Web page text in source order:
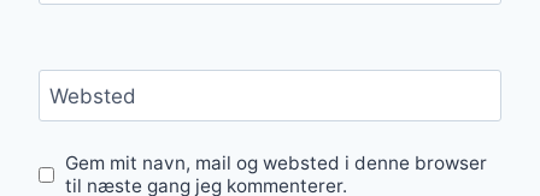
Websted
Gem mit navn, mail og websted i denne browser
til næste gang jeg kommenterer.